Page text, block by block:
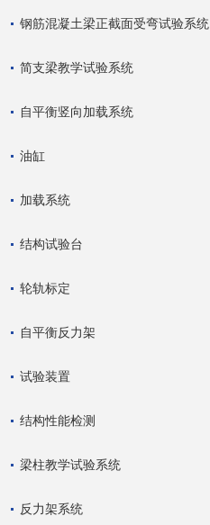
钢筋混凝土梁正截面受弯试验系统
简支梁教学试验系统
自平衡竖向加载系统
油缸
加载系统
结构试验台
轮轨标定
自平衡反力架
试验装置
结构性能检测
梁柱教学试验系统
反力架系统